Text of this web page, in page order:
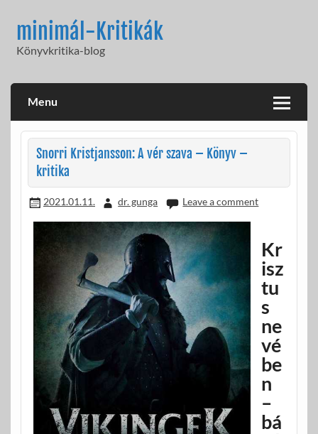
contentminimál-Kritikák
Könyvkritika-blog
Menu
Snorri Kristjansson: A vér szava – Könyv –
kritika
2021.01.11. dr. gunga Leave a comment
Kr
isz
tu
s
ne
vé
be
n
–
bá